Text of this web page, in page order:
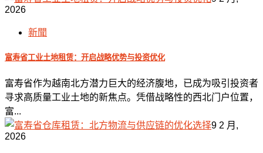
2026
新聞
富寿省工业土地租赁：开启战略优势与投资优化
富寿省作为越南北方潜力巨大的经济腹地，已成为吸引投资者
寻求高质量工业土地的新焦点。凭借战略性的西北门户位置，
富...
9 2 月,
2026